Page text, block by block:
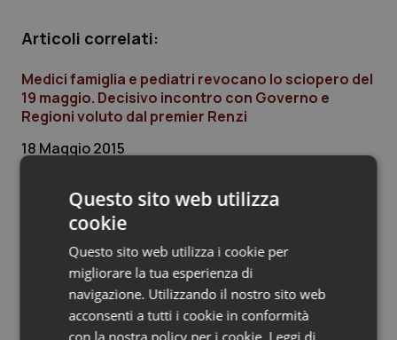
Puglia
Sardegna
Sicilia
Toscana
Umbria
Malattie rare
Malattia di Crohn & Rettocolite Ulcerosa
Neuroscienze & patologie neurodegenerative
Obesità
Oftalmologia
Articoli correlati:
Medici famiglia e pediatri revocano lo sciopero del
19 maggio. Decisivo incontro con Governo e
Regioni voluto dal premier Renzi
18 Maggio 2015
Ultime analisi e review da QS Pro
Gold
Cloud sanitario: infrastrutture,
compliance, GDPR e Risk management
Questo sito web utilizza
cookie
Questo sito web utilizza i cookie per
migliorare la tua esperienza di
navigazione. Utilizzando il nostro sito web
acconsenti a tutti i cookie in conformità
con la nostra policy per i cookie. Leggi di